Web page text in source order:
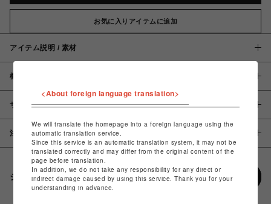
お気に入りアイテムに追加
アイテム説明 / 素材
概要
サイズ
注意事項
シェアする
<About foreign language translation>
We will translate the homepage into a foreign language using the
automatic translation service.
Since this service is an automatic translation system, it may not be
translated correctly and may differ from the original content of the
page before translation.
In addition, we do not take any responsibility for any direct or
indirect damage caused by using this service. Thank you for your
understanding in advance.